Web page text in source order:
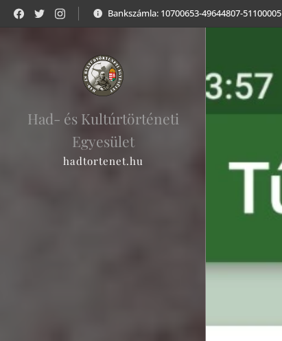
Bankszámla: 10700653-49644807-51100005
Had- és Kultúrtörténeti
Egyesület
hadtortenet.hu